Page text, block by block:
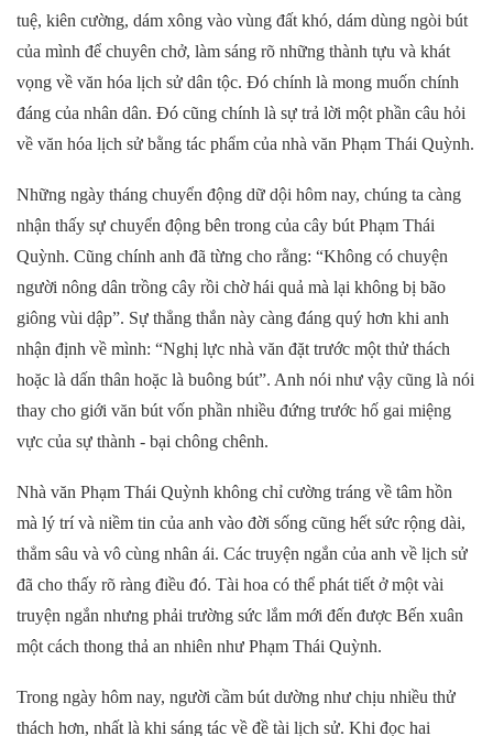
tuệ, kiên cường, dám xông vào vùng đất khó, dám dùng ngòi bút
của mình để chuyên chở, làm sáng rõ những thành tựu và khát
vọng về văn hóa lịch sử dân tộc. Đó chính là mong muốn chính
đáng của nhân dân. Đó cũng chính là sự trả lời một phần câu hỏi
về văn hóa lịch sử bằng tác phẩm của nhà văn Phạm Thái Quỳnh.
Những ngày tháng chuyển động dữ dội hôm nay, chúng ta càng
nhận thấy sự chuyển động bên trong của cây bút Phạm Thái
Quỳnh. Cũng chính anh đã từng cho rằng: “Không có chuyện
người nông dân trồng cây rồi chờ hái quả mà lại không bị bão
giông vùi dập”. Sự thẳng thắn này càng đáng quý hơn khi anh
nhận định về mình: “Nghị lực nhà văn đặt trước một thử thách
hoặc là dấn thân hoặc là buông bút”. Anh nói như vậy cũng là nói
thay cho giới văn bút vốn phần nhiều đứng trước hố gai miệng
vực của sự thành - bại chông chênh.
Nhà văn Phạm Thái Quỳnh không chỉ cường tráng về tâm hồn
mà lý trí và niềm tin của anh vào đời sống cũng hết sức rộng dài,
thẳm sâu và vô cùng nhân ái. Các truyện ngắn của anh về lịch sử
đã cho thấy rõ ràng điều đó. Tài hoa có thể phát tiết ở một vài
truyện ngắn nhưng phải trường sức lắm mới đến được Bến xuân
một cách thong thả an nhiên như Phạm Thái Quỳnh.
Trong ngày hôm nay, người cầm bút dường như chịu nhiều thử
thách hơn, nhất là khi sáng tác về đề tài lịch sử. Khi đọc hai